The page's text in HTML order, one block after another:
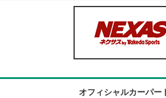
オフィシャルカーパー